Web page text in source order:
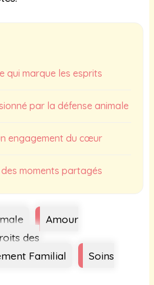
qui marque les esprits
par la défense animale
engagement du cœur
moments partagés
Amour
des
Familial
Soins